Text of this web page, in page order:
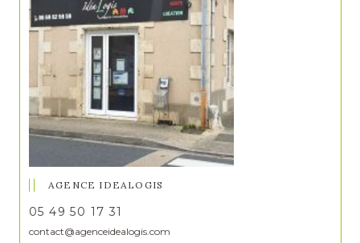
AGENCE IDEALOGIS
05 49 50 17 31
contact@agenceidealogis.com